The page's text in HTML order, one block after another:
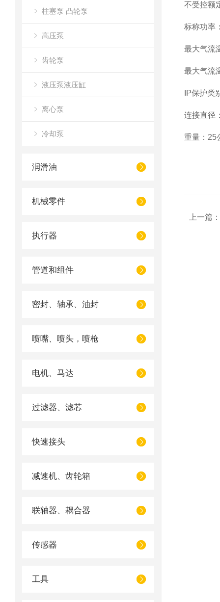
柱塞泵 凸轮泵
高压泵
齿轮泵
液压泵液压缸
离心泵
冷却泵
润滑油
机械零件
执行器
管道和组件
密封、轴承、油封
喷嘴、喷头，喷枪
电机、马达
过滤器、滤芯
快速接头
减速机、齿轮箱
联轴器、耦合器
传感器
工具
不受控额
标称功率
最大气流
最大气流
IP保护类
连接直径
重量：25
上一篇：